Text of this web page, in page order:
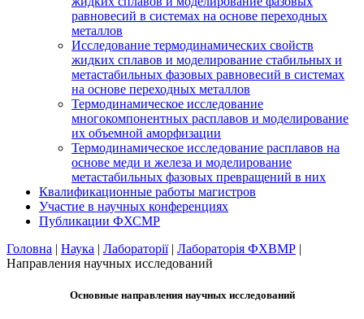
равновесий в системах на основе переходных
металлов
Исследование термодинамических свойств
жидких сплавов и моделирование стабильных и
метастабильных фазовых равновесий в системах
на основе переходных металлов
Термодинамическое исследование
многокомпонентных расплавов и моделирование
их объемной аморфизации
Термодинамическое исследование расплавов на
основе меди и железа и моделирование
метастабильных фазовых превращений в них
Квалификационные работы магистров
Участие в научных конференциях
Публикации ФХСМР
Головна | Наука | Лабораторії| Лабораторія ФХВМР |
Направления научных исследований
Основные направления научных исследований